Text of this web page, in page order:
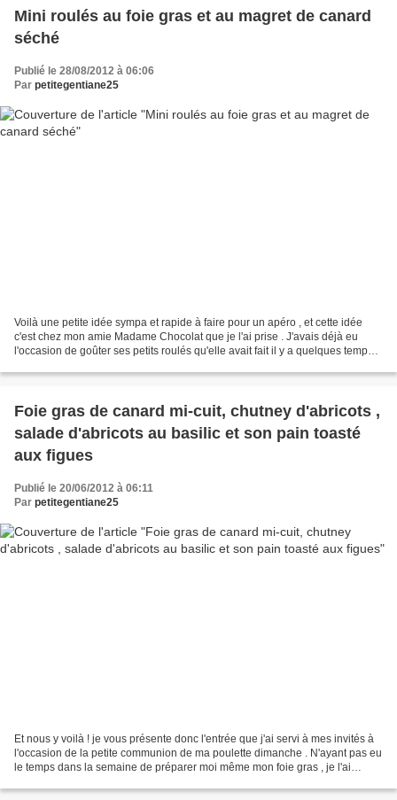
Mini roulés au foie gras et au magret de canard
séché
Publié le 28/08/2012 à 06:06
Par petitegentiane25
Voilà une petite idée sympa et rapide à faire pour un apéro , et cette idée
c'est chez mon amie Madame Chocolat que je l'ai prise . J'avais déjà eu
l'occasion de goûter ses petits roulés qu'elle avait fait il y a quelques temps
Foie gras de canard mi-cuit, chutney d'abricots ,
salade d'abricots au basilic et son pain toasté
aux figues
Publié le 20/06/2012 à 06:11
Par petitegentiane25
Et nous y voilà ! je vous présente donc l'entrée que j'ai servi à mes invités à
l'occasion de la petite communion de ma poulette dimanche . N'ayant pas eu
le temps dans la semaine de préparer moi même mon foie gras , je l'ai